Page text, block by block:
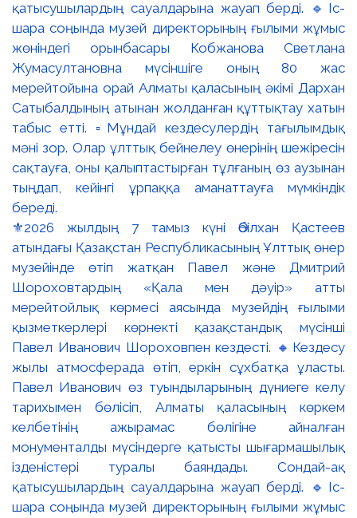
⚜️2026 жылдың 7 тамыз күні Әбілхан Қастеев
атындағы Қазақстан Республикасының Ұлттық өнер
музейінде өтіп жатқан Павел және Дмитрий
Шороховтардың «Қала мен дәуір» атты
мерейтойлық көрмесі аясында музейдің ғылыми
қызметкерлері көрнекті қазақстандық мүсінші
Павел Иванович Шороховпен кездесті. 🔸Кездесу
жылы атмосферада өтіп, еркін сұхбатқа ұласты.
Павел Иванович өз туындыларының дүниеге келу
тарихымен бөлісіп, Алматы қаласының көркем
келбетінің ажырамас бөлігіне айналған
монументалды мүсіндерге қатысты шығармашылық
ізденістері туралы баяндады. Сондай-ақ
қатысушылардың сауалдарына жауап берді. 🔹Іс-
шара соңында музей директорының ғылыми жұмыс